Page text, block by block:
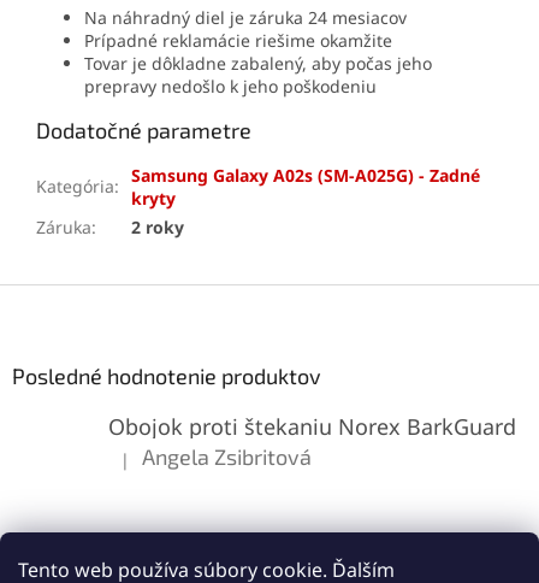
Tento web používa súbory cookie. Ďalším
Na náhradný diel je záruka 24 mesiacov
Prípadné reklamácie riešime okamžite
Tovar je dôkladne zabalený, aby počas jeho
prepravy nedošlo k jeho poškodeniu
Dodatočné parametre
Kategória: Samsung Galaxy A02s (SM-A025G) - Zadné
kryty
Záruka: 2 roky
Posledné hodnotenie produktov
Obojok proti štekaniu Norex BarkGuard
Hodnotenie produktu je 5 z 5 hviezdičiek.
| Angela Zsibritová